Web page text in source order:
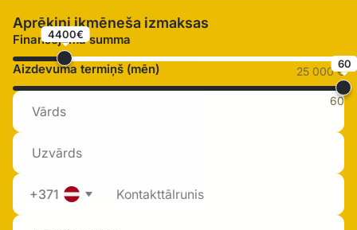
Aprēķini ikmēneša izmaksas
Finansējuma summa
4400€
25 000 €
Aizdevuma termiņš (mēn) 60
60
+371